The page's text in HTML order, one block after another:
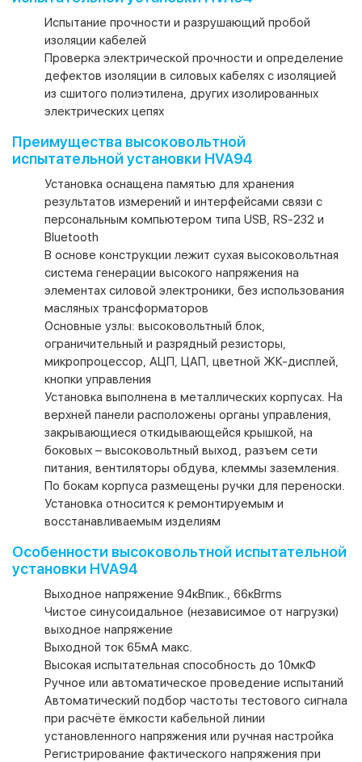
Испытание прочности и разрушающий пробой
изоляции кабелей
Проверка электрической прочности и определение
дефектов изоляции в силовых кабелях с изоляцией
из сшитого полиэтилена, других изолированных
электрических цепях
Преимущества высоковольтной
испытательной установки HVA94
Установка оснащена памятью для хранения
результатов измерений и интерфейсами связи с
персональным компьютером типа USB, RS-232 и
Bluetooth
В основе конструкции лежит сухая высоковольтная
система генерации высокого напряжения на
элементах силовой электроники, без использования
масляных трансформаторов
Основные узлы: высоковольтный блок,
ограничительный и разрядный резисторы,
микропроцессор, АЦП, ЦАП, цветной ЖК-дисплей,
кнопки управления
Установка выполнена в металлических корпусах. На
верхней панели расположены органы управления,
закрывающиеся откидывающейся крышкой, на
боковых – высоковольтный выход, разъем сети
питания, вентиляторы обдува, клеммы заземления.
По бокам корпуса размещены ручки для переноски.
Установка относится к ремонтируемым и
восстанавливаемым изделиям
Особенности высоковольтной испытательной
установки HVA94
Выходное напряжение 94кВпик., 66кВrms
Чистое синусоидальное (независимое от нагрузки)
выходное напряжение
Выходной ток 65мА макс.
Высокая испытательная способность до 10мкФ
Ручное или автоматическое проведение испытаний
Автоматический подбор частоты тестового сигнала
при расчёте ёмкости кабельной линии
установленного напряжения или ручная настройка
Регистрирование фактического напряжения при